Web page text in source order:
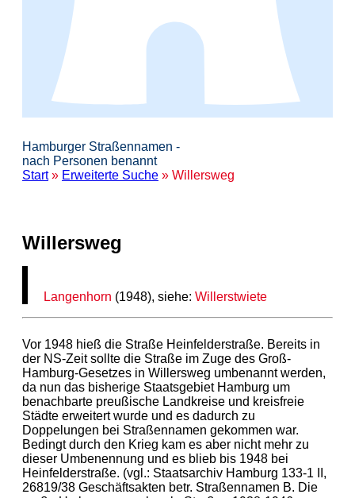
Hamburger Straßennamen -
nach Personen benannt
Start» Erweiterte Suche » Willersweg
Willersweg
Langenhorn (1948), siehe:Willerstwiete
Vor 1948 hieß die Straße Heinfelderstraße. Bereits in
der NS-Zeit sollte die Straße im Zuge des Groß-
Hamburg-Gesetzes in Willersweg umbenannt werden,
da nun das bisherige Staatsgebiet Hamburg um
benachbarte preußische Landkreise und kreisfreie
Städte erweitert wurde und es dadurch zu
Doppelungen bei Straßennamen gekommen war.
Bedingt durch den Krieg kam es aber nicht mehr zu
dieser Umbenennung und es blieb bis 1948 bei
Heinfelderstraße. (vgl.: Staatsarchiv Hamburg 133-1 II,
26819/38 Geschäftsakten betr. Straßennamen B. Die